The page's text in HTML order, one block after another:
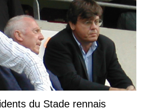
du Stade rennais